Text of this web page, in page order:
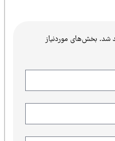
بخش‌های موردنیاز